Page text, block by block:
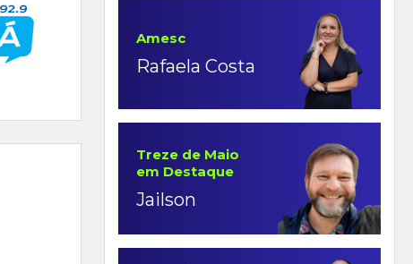
Amesc
Rafaela Costa
Treze de Maio
em Destaque
Jailson